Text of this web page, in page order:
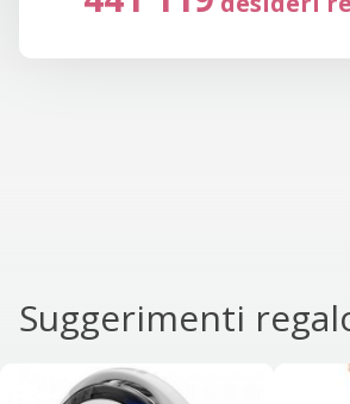
Suggerimenti